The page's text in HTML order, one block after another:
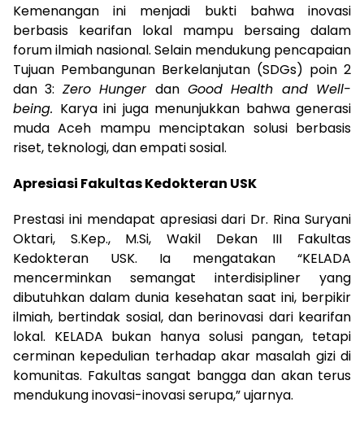
Kemenangan ini menjadi bukti bahwa inovasi
berbasis kearifan lokal mampu bersaing dalam
forum ilmiah nasional. Selain mendukung pencapaian
Tujuan Pembangunan Berkelanjutan (SDGs) poin 2
dan 3: Zero Hunger danGood Health and Well-
being. Karya ini juga menunjukkan bahwa generasi
muda Aceh mampu menciptakan solusi berbasis
riset, teknologi, dan empati sosial.
Apresiasi Fakultas Kedokteran USK
Prestasi ini mendapat apresiasi dari Dr. Rina Suryani
Oktari, S.Kep., M.Si, Wakil Dekan III Fakultas
Kedokteran USK. Ia mengatakan “KELADA
mencerminkan semangat interdisipliner yang
dibutuhkan dalam dunia kesehatan saat ini, berpikir
ilmiah, bertindak sosial, dan berinovasi dari kearifan
lokal. KELADA bukan hanya solusi pangan, tetapi
cerminan kepedulian terhadap akar masalah gizi di
komunitas. Fakultas sangat bangga dan akan terus
mendukung inovasi-inovasi serupa,” ujarnya.